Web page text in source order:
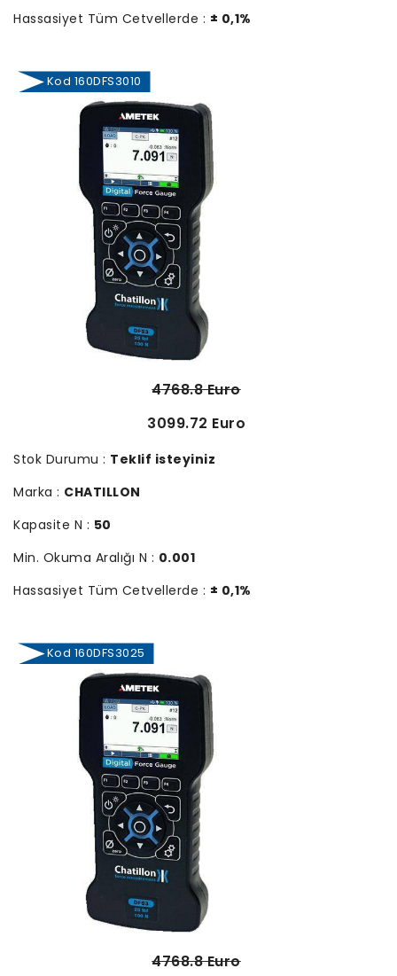
Hassasiyet Tüm Cetvellerde : ± 0,1%
Kod 160DFS3010
4768.8 Euro
3099.72 Euro
Stok Durumu : Teklif isteyiniz
Marka : CHATILLON
Kapasite N : 50
Min. Okuma Aralığı N : 0.001
Hassasiyet Tüm Cetvellerde : ± 0,1%
Kod 160DFS3025
4768.8 Euro